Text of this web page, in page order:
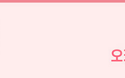
in MIYAKO ISLAND